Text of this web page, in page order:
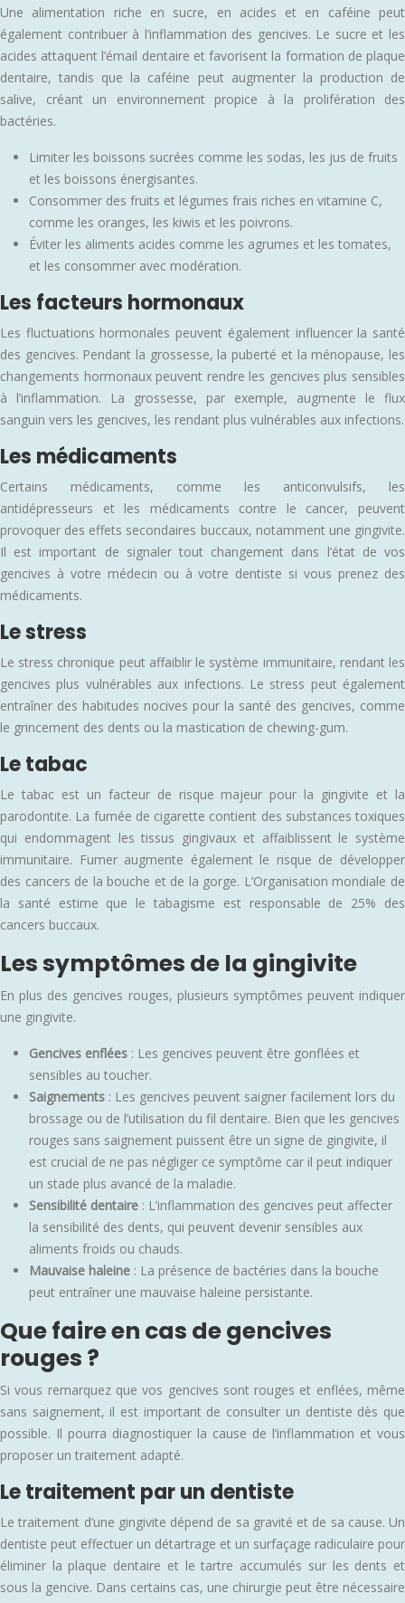
Une alimentation riche en sucre, en acides et en caféine peut
également contribuer à l’inflammation des gencives. Le sucre et les
acides attaquent l’émail dentaire et favorisent la formation de plaque
dentaire, tandis que la caféine peut augmenter la production de
salive, créant un environnement propice à la prolifération des
bactéries.
Limiter les boissons sucrées comme les sodas, les jus de fruits
et les boissons énergisantes.
Consommer des fruits et légumes frais riches en vitamine C,
comme les oranges, les kiwis et les poivrons.
Éviter les aliments acides comme les agrumes et les tomates,
et les consommer avec modération.
Les facteurs hormonaux
Les fluctuations hormonales peuvent également influencer la santé
des gencives. Pendant la grossesse, la puberté et la ménopause, les
changements hormonaux peuvent rendre les gencives plus sensibles
à l’inflammation. La grossesse, par exemple, augmente le flux
sanguin vers les gencives, les rendant plus vulnérables aux infections.
Les médicaments
Certains médicaments, comme les anticonvulsifs, les
antidépresseurs et les médicaments contre le cancer, peuvent
provoquer des effets secondaires buccaux, notamment une gingivite.
Il est important de signaler tout changement dans l’état de vos
gencives à votre médecin ou à votre dentiste si vous prenez des
médicaments.
Le stress
Le stress chronique peut affaiblir le système immunitaire, rendant les
gencives plus vulnérables aux infections. Le stress peut également
entraîner des habitudes nocives pour la santé des gencives, comme
le grincement des dents ou la mastication de chewing-gum.
Le tabac
Le tabac est un facteur de risque majeur pour la gingivite et la
parodontite. La fumée de cigarette contient des substances toxiques
qui endommagent les tissus gingivaux et affaiblissent le système
immunitaire. Fumer augmente également le risque de développer
des cancers de la bouche et de la gorge. L’Organisation mondiale de
la santé estime que le tabagisme est responsable de 25% des
cancers buccaux.
Les symptômes de la gingivite
En plus des gencives rouges, plusieurs symptômes peuvent indiquer
une gingivite.
Gencives enflées : Les gencives peuvent être gonflées et
sensibles au toucher.
Saignements : Les gencives peuvent saigner facilement lors du
brossage ou de l’utilisation du fil dentaire. Bien que les gencives
rouges sans saignement puissent être un signe de gingivite, il
est crucial de ne pas négliger ce symptôme car il peut indiquer
un stade plus avancé de la maladie.
Sensibilité dentaire : L’inflammation des gencives peut affecter
la sensibilité des dents, qui peuvent devenir sensibles aux
aliments froids ou chauds.
Mauvaise haleine : La présence de bactéries dans la bouche
peut entraîner une mauvaise haleine persistante.
Que faire en cas de gencives
rouges ?
Si vous remarquez que vos gencives sont rouges et enflées, même
sans saignement, il est important de consulter un dentiste dès que
possible. Il pourra diagnostiquer la cause de l’inflammation et vous
proposer un traitement adapté.
Le traitement par un dentiste
Le traitement d’une gingivite dépend de sa gravité et de sa cause. Un
dentiste peut effectuer un détartrage et un surfaçage radiculaire pour
éliminer la plaque dentaire et le tartre accumulés sur les dents et
sous la gencive. Dans certains cas, une chirurgie peut être nécessaire